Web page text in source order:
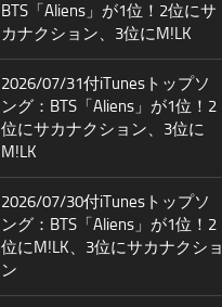
BTS「Aliens」が1位！2位にサ
カナクション、3位にM!LK
2026/07/31付iTunesトップソ
ング：BTS「Aliens」が1位！2
位にサカナクション、3位に
M!LK
2026/07/30付iTunesトップソ
ング：BTS「Aliens」が1位！2
位にM!LK、3位にサカナクショ
ン